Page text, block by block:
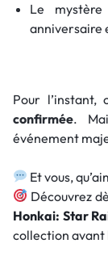
Le
anniversaire
Pour
confirmée.
événement
Et vous,
Découvrez
Honkai: Star
collection avant